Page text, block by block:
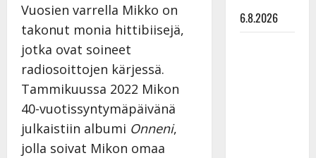
Vuosien varrella Mikko on
takonut monia hittibiisejä,
jotka ovat soineet
radiosoittojen kärjessä.
Tammikuussa 2022 Mikon
40-vuotissyntymäpäivänä
julkaistiin albumi Onneni,
jolla soivat Mikon omaa
6.8.2026